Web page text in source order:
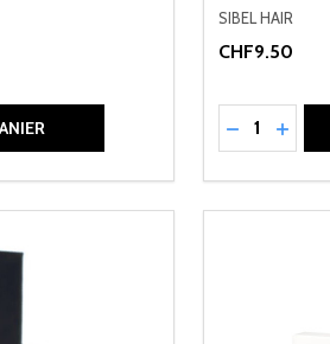
DE UNDEFINED
SIBEL HAIR
CHF9.50
Quantité:
RÉDUIRE